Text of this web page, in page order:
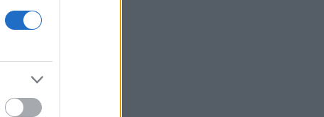
τεχνολογική μετάβαση
θυγατρική της στην Prime Delta
Ζελένσκι: Ευχαρίστησε την
αμερικανική Γερουσία για την
υιοθέτηση ν/σ που προβλέπει την